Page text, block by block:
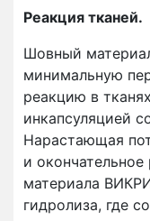
Реакция тканей.
Шовный
минимальную
реакцию в
инкапсуляцией
Нарастающая
и
материала
гидролиза, где